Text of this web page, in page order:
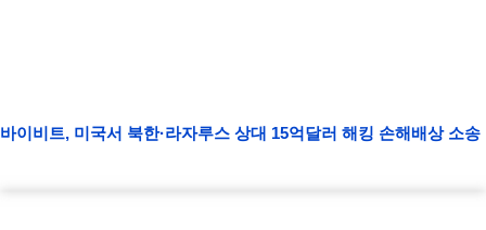
바이비트, 미국서 북한·라자루스 상대 15억달러 해킹 손해배상 소송